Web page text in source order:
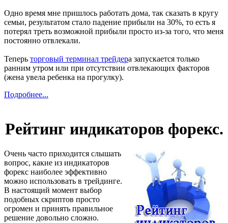
Одно время мне пришлось работать дома, так сказать в кругу
семьи, результатом стало падение прибыли на 30%, то есть я
потерял треть возможной прибыли просто из-за того, что меня
постоянно отвлекали.
Теперь торговый терминал трейдера запускается только
ранним утром или при отсутствии отвлекающих факторов
(жена увела ребенка на прогулку).
Подробнее...
Рейтинг индикаторов форекс.
Очень часто приходится слышать
вопрос, какие из индикаторов
форекс наиболее эффективно
можно использовать в трейдинге.
В настоящий момент выбор
подобных скриптов просто
огромен и принять правильное
решение довольно сложно.